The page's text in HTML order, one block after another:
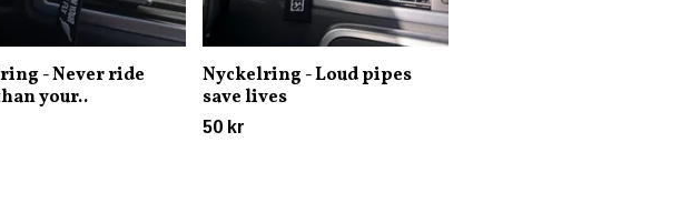
- Never ride
your..
Nyckelring - Loud pipes
save lives
50 kr